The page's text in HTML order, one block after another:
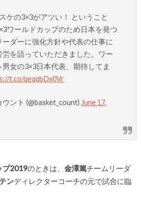
ケの3×3がアツい！ ということ
ワールドカップのため日本を発つ
ダーに強化方針や代表の仕事に
を語っていただきました。ワー
女の3×3日本代表、期待してま
t.co/qeqqbDx0Vr
ント (@basket_count) June 17,
プ2019のときは、 金澤篤チームリーダ
ンディレクターコーチの元で試合に臨